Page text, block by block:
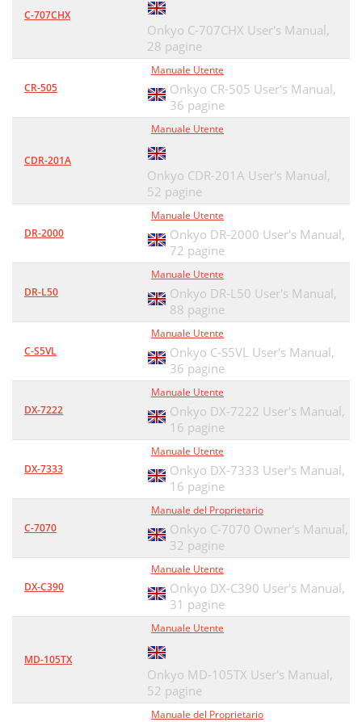
C-707CHX
Onkyo C-707CHX User's Manual,
28 pagine
CR-505
Manuale Utente
Onkyo CR-505 User's Manual,
36 pagine
CDR-201A
Manuale Utente
Onkyo CDR-201A User's Manual,
52 pagine
DR-2000
Manuale Utente
Onkyo DR-2000 User's Manual,
72 pagine
DR-L50
Manuale Utente
Onkyo DR-L50 User's Manual,
88 pagine
C-S5VL
Manuale Utente
Onkyo C-S5VL User's Manual,
36 pagine
DX-7222
Manuale Utente
Onkyo DX-7222 User's Manual,
16 pagine
DX-7333
Manuale Utente
Onkyo DX-7333 User's Manual,
16 pagine
C-7070
Manuale del Proprietario
Onkyo C-7070 Owner's Manual,
32 pagine
DX-C390
Manuale Utente
Onkyo DX-C390 User's Manual,
31 pagine
MD-105TX
Manuale Utente
Onkyo MD-105TX User's Manual,
52 pagine
Manuale del Proprietario